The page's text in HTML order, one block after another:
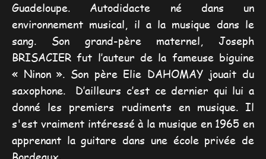
Guadeloupe. Autodidacte né dans un
environnement musical, il a la musique dans le
sang. Son grand-père maternel, Joseph
BRISACIER fut l’auteur de la fameuse biguine
« Ninon ». Son père Elie DAHOMAY jouait du
saxophone. D’ailleurs c’est ce dernier qui lui a
donné les premiers rudiments en musique. Il
s'est vraiment intéressé à la musique en 1965 en
apprenant la guitare dans une école privée de